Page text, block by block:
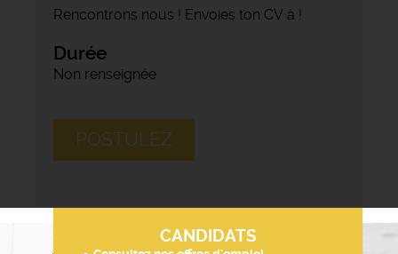
Rencontrons nous ! Envoies ton CV à !
Durée
Non renseignée
POSTULEZ
CANDIDATS